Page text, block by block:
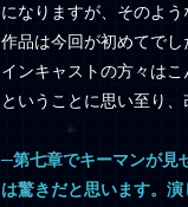
になりますが、そのよ
作品は今回が初めてで
インキャストの方々は
ということに思い至り
─第七章でキーマンが見
は驚きだと思います。